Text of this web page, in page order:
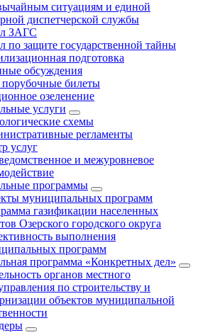
ситуациям и единой
диспетчерской службы
ЗАГС
по защите государственной тайны
подготовка
обсуждения
билеты
озеленение
услуги
схемы
регламенты
услуг
и межуровневое
программы
муниципальных программ
газификации населенных
Озерского городского округа
выполнения
программ
программа «Конкретных дел»
органов местного
по строительству и
объектов муниципальной